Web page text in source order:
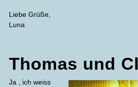
Liebe Grüße,
Luna
Thomas und
Ja , ich weiss